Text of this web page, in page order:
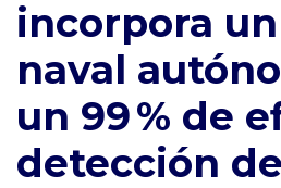
incorpora
naval
un 99 % de
detección